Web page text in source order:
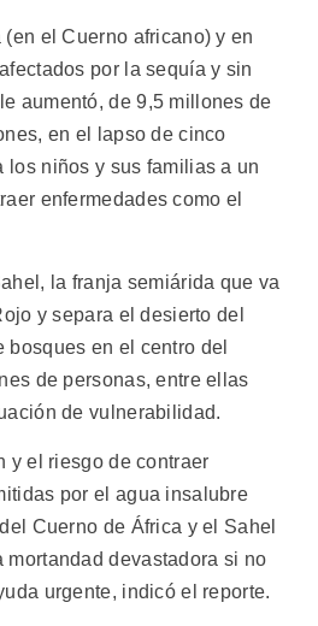
el Cuerno africano) y en
por la sequía y sin
aumentó, de 9,5 millones de
en el lapso de cinco
los niños y sus familias a un
enfermedades como el
la franja semiárida que va
y separa el desierto del
bosques en el centro del
de personas, entre ellas
de vulnerabilidad.
y el riesgo de contraer
por el agua insalubre
Cuerno de África y el Sahel
mortandad devastadora si no
urgente, indicó el reporte.